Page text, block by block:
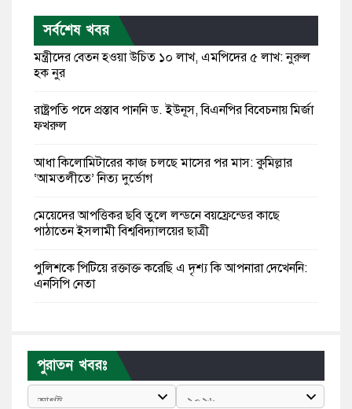
সর্বশেষ খবর
মন্ত্রীদের বেতন হওয়া উচিত ১০ লাখ, এমপিদের ৫ লাখ: নুরুল
হক নুর
রাষ্ট্রপতি পদে প্রস্তাব পাননি ড. ইউনূস, বিএনপির বিবেচনায় মির্জা
ফখরুল
আধা কিলোমিটারের কাজ চলছে মাসের পর মাস: কুমিল্লার
‘আমতলীতে’ নিত্য দুর্ভোগ
মেয়েদের আপত্তিকর ছবি তুলে লন্ডনে বয়ফ্রেন্ডের কাছে
পাঠাতেন ইসলামী বিশ্ববিদ্যালয়ের ছাত্রী
পুলিশকে পিটিয়ে রক্তাক্ত করেছি এ দৃশ্য কি আপনারা দেখেননি:
এনসিপি নেতা
বাংলাদেশী কর্মীদের আকামা নিয়ে বড় সুখবর দিলো সৌদি
সরকার
পুরাতন খবরঃ